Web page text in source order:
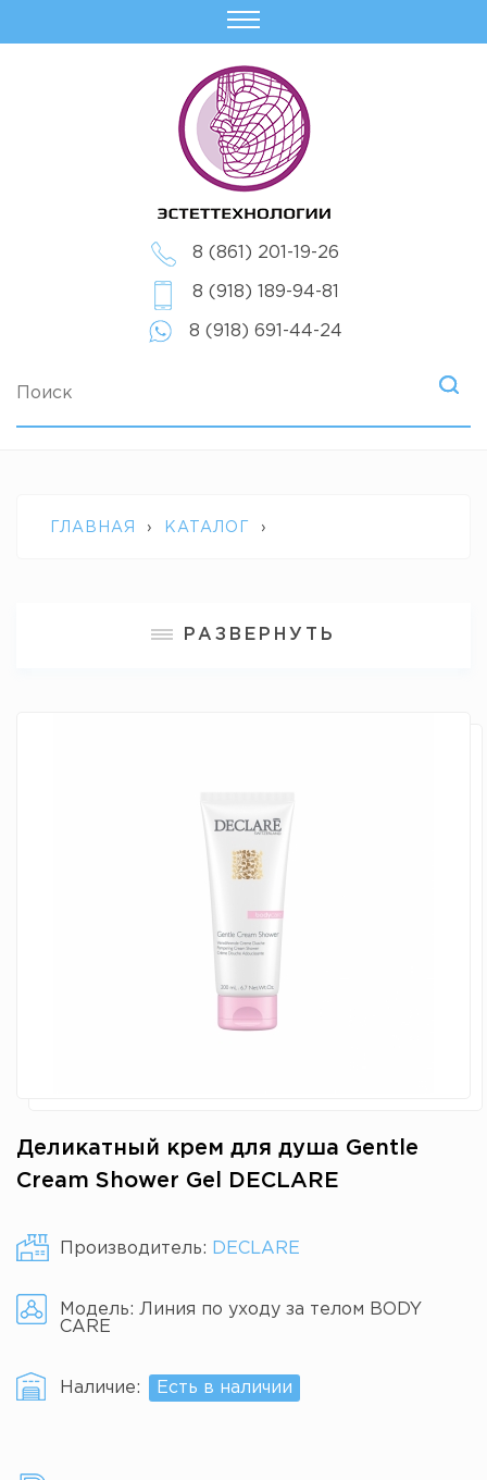
8 (861) 201-19-26
8 (918) 189-94-81
8 (918) 691-44-24
ГЛАВНАЯ › КАТАЛОГ ›
РАЗВЕРНУТЬ
Деликатный крем для душа Gentle
Cream Shower Gel DECLARE
Производитель: DECLARE
Модель: Линия по уходу за телом BODY
CARE
Наличие: Есть в наличии